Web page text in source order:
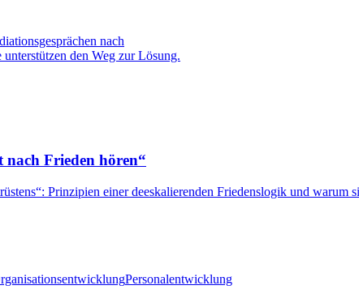
nach
den Weg zur Lösung.
nach Frieden hören“
Prinzipien einer deeskalierenden Friedenslogik und
Personalentwicklung